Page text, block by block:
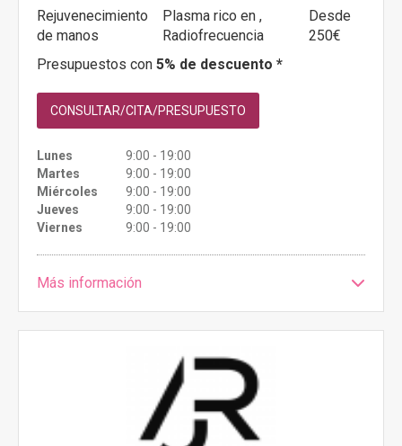
Rejuvenecimiento
de manos
Plasma rico en ,
Radiofrecuencia
Desde
250€
Presupuestos con 5% de descuento *
CONSULTAR/CITA/PRESUPUESTO
Lunes
9:00 - 19:00
Martes
9:00 - 19:00
Miércoles
9:00 - 19:00
Jueves
9:00 - 19:00
Viernes
9:00 - 19:00
Más información